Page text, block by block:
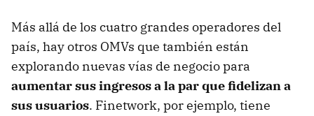
Más allá de los cuatro grandes operadores del
país, hay otros OMVs que también están
explorando nuevas vías de negocio para
aumentar sus ingresos a la par que fidelizan a
sus usuarios. Finetwork, por ejemplo, tiene